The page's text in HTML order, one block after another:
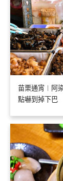
苗栗通宵︱阿
點嚇到掉下巴